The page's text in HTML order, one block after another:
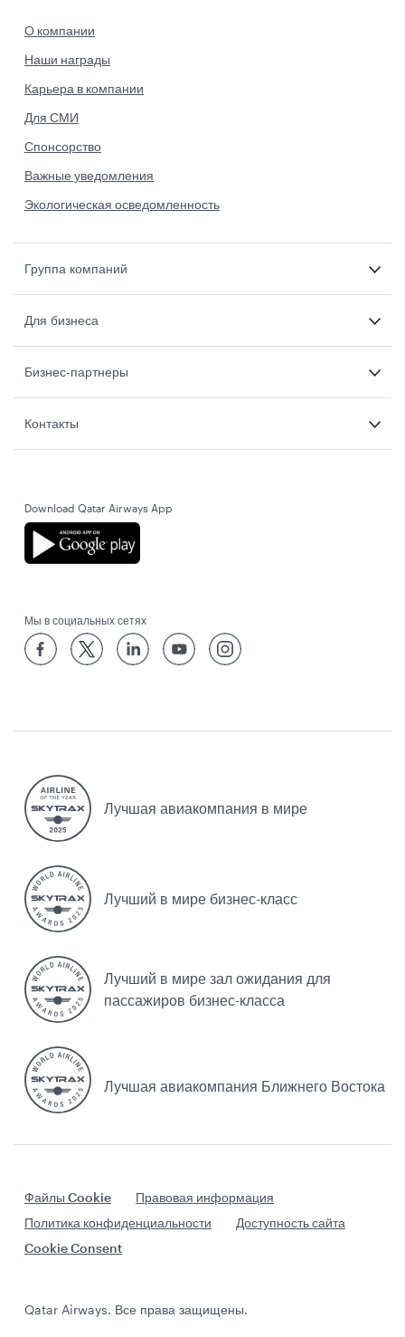
О компании
Наши награды
Карьера в компании
Для СМИ
Спонсорство
Важные уведомления
Экологическая осведомленность
Группа компаний
Для бизнеса
Бизнес-партнеры
Контакты
Download Qatar Airways App
Мы в социальных сетях
Лучшая авиакомпания в мире
Лучший в мире бизнес-класс
Лучший в мире зал ожидания для
пассажиров бизнес-класса
Лучшая авиакомпания Ближнего Востока
Файлы Cookie
Правовая информация
Политика конфиденциальности
Доступность сайта
Cookie Consent
Qatar Airways. Все права защищены.